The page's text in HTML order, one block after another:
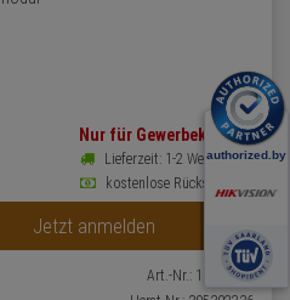
Nur für Gewerbekunden
Lieferzeit: 1-2 Werktage**
kostenlose Rücksendung
Jetzt anmelden
Art.-Nr.: 10031632